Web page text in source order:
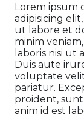
Lorem ipsum
adipisicing
ut labore et
minim
laboris nisi ut
Duis aute
voluptate
pariatur.
proident,
anim id est